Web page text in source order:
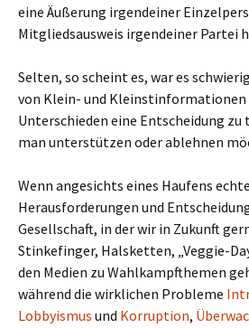
eine Äußerung irgendeiner
Mitgliedsausweis irgendeiner Partei
Selten, so scheint es, war es
von Klein- und Kleinstinformationen
Unterschieden eine Entscheidung zu
man unterstützen oder ablehnen
Wenn angesichts eines Haufens
Herausforderungen und
Gesellschaft, in der wir in Zukunft
Stinkefinger, Halsketten, „Veggie-
den Medien zu Wahlkampfthemen
während die wirklichen Probleme
Lobbyismus und Korruption,